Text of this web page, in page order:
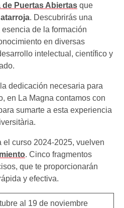
de Puertas Abiertas que
. Descubrirás una
de la formación
en diversas
intelectual, científico y
dedicación necesaria para
en La Magna contamos con
sumarte a esta experiencia
el curso 2024-2025, vuelven
. Cinco fragmentos
que te proporcionarán
y efectiva.
al 19 de noviembre